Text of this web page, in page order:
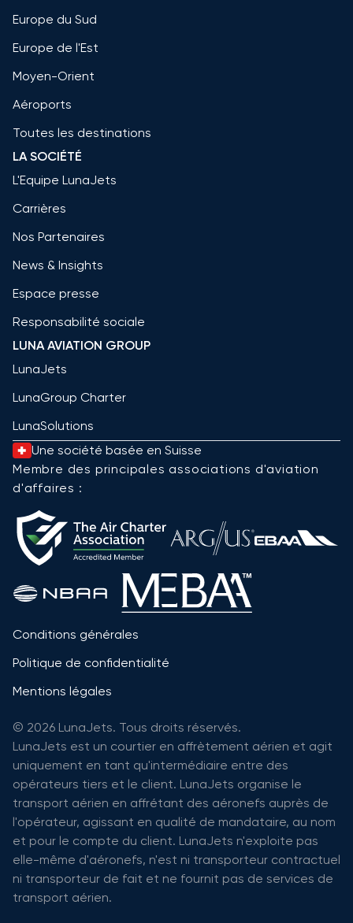
Europe du Sud
Europe de l'Est
Moyen-Orient
Aéroports
Toutes les destinations
LA SOCIÉTÉ
L'Equipe LunaJets
Carrières
Nos Partenaires
News & Insights
Espace presse
Responsabilité sociale
LUNA AVIATION GROUP
LunaJets
LunaGroup Charter
LunaSolutions
Une société basée en Suisse
Membre des principales associations d'aviation
d'affaires :
Conditions générales
Politique de confidentialité
Mentions légales
© 2026 LunaJets. Tous droits réservés.
LunaJets est un courtier en affrètement aérien et agit
uniquement en tant qu'intermédiaire entre des
opérateurs tiers et le client. LunaJets organise le
transport aérien en affrétant des aéronefs auprès de
l'opérateur, agissant en qualité de mandataire, au nom
et pour le compte du client. LunaJets n'exploite pas
elle-même d'aéronefs, n'est ni transporteur contractuel
ni transporteur de fait et ne fournit pas de services de
transport aérien.